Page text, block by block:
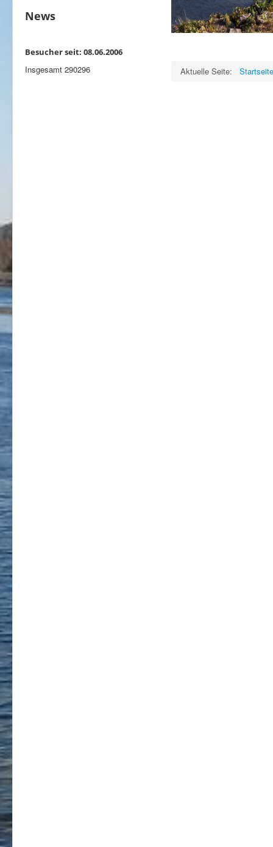
News
Besucher seit: 08.06.2006
Insgesamt 290296 Aktuelle Seite: Startseite